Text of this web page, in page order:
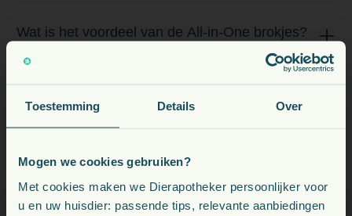
Toestemming Details Over
Mogen we cookies gebruiken?
Met cookies maken we Dierapotheker persoonlijker voor
u en uw huisdier: passende tips, relevante aanbiedingen
Wat is het voordeel van de All-in-One brokjes?